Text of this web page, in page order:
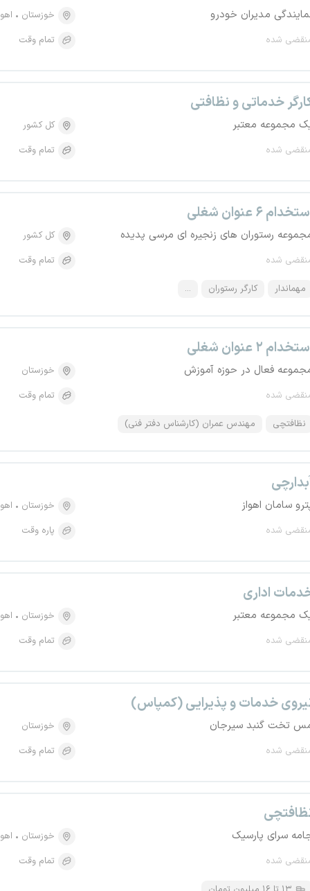
مدیران خودرو
شده
خوزستان
تمام وقت
خدماتی و نظافتی
مجموعه معتبر
شده
کل کشور
تمام وقت
۶ عنوان شغلی
رستوران های زنجیره ای مرسی پدیده
شده
کل کشور
تمام وقت
مهماندار کارگر رستوران ...
۲ عنوان شغلی
فعال در حوزه آموزش
شده
خوزستان
تمام وقت
نظافتچی مهندس عمران (کارشناس دفتر فنی)
سامان اهواز
شده
خوزستان
پاره وقت
اداری
مجموعه معتبر
شده
خوزستان
تمام وقت
خدمات و پذیرایی (کمپاس)
تخت گنبد سیرجان
شده
خوزستان
تمام وقت
سرای پارسیک
شده
خوزستان
تمام وقت